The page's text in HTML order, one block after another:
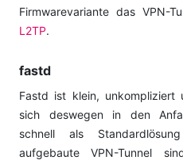
Firmwarevariante das VPN-
L2TP.
fastd
Fastd ist klein, unkompliziert
sich deswegen in den
schnell als
aufgebaute VPN-Tunnel